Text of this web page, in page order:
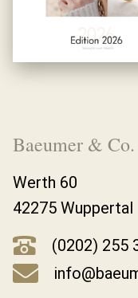
Baeumer &
Werth 60
42275 Wuppertal
(0202) 255